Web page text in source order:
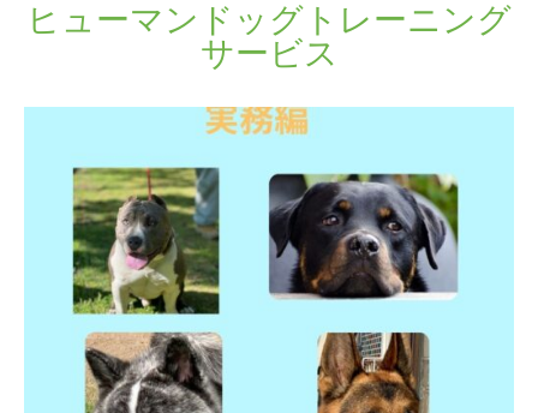
ヒューマンドッグトレーニング
サービス